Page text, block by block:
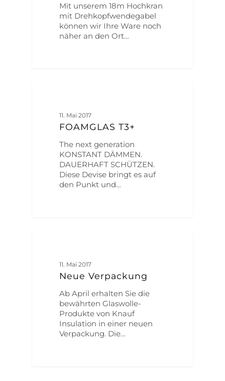
Mit unserem 18m Hochkran
mit Drehkopfwendegabel
können wir Ihre Ware noch
näher an den Ort…
11. Mai 2017
FOAMGLAS T3+
The next generation
KONSTANT DÄMMEN.
DAUERHAFT SCHÜTZEN.
Diese Devise bringt es auf
den Punkt und…
11. Mai 2017
Neue Verpackung
Ab April erhalten Sie die
bewährten Glaswolle-
Produkte von Knauf
Insulation in einer neuen
Verpackung. Die…